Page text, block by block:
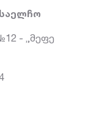
- „მეფე